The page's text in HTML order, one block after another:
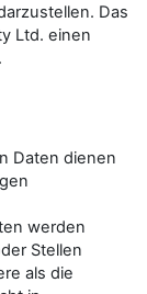
Das
Ltd. einen
Daten dienen
werden
Stellen
als die